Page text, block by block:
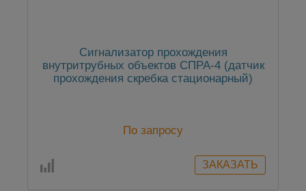
Сигнализатор прохождения
внутритрубных объектов СПРА-4 (датчик
прохождения скребка стационарный)
По запросу